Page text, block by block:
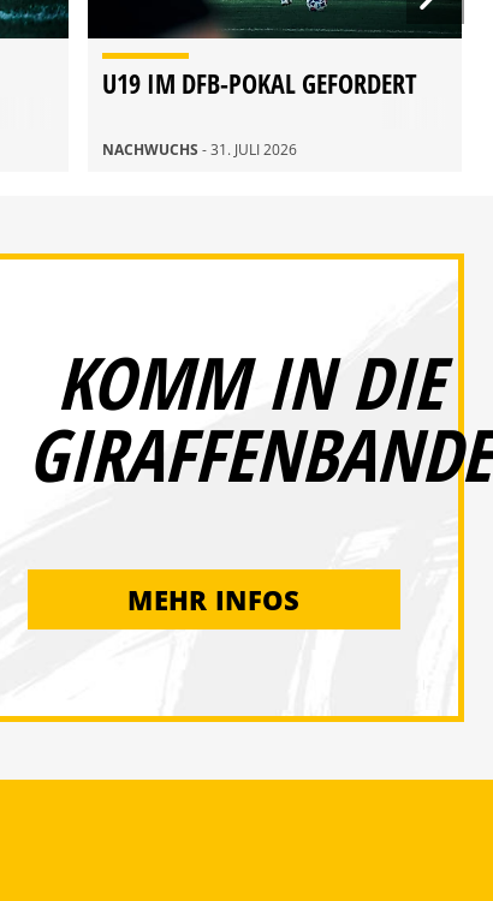
U19 IM DFB-POKAL GEFORDERT
NACHWUCHS - 31. JULI 2026
KOMM IN DIE
GIRAFFENBANDE
MEHR INFOS